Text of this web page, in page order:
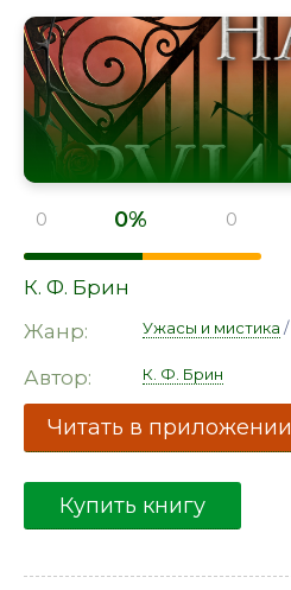
0 0% 0
К. Ф. Брин
Жанр:
Ужасы и мистика /
Автор: К. Ф. Брин
Читать в приложении
Купить книгу